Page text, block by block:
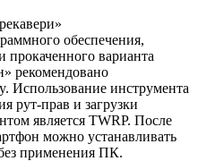
обеспечения,
прокаченного варианта
рекомендовано
Использование инструмента
рут-прав и загрузки
является TWRP. После
можно устанавливать
применения ПК.